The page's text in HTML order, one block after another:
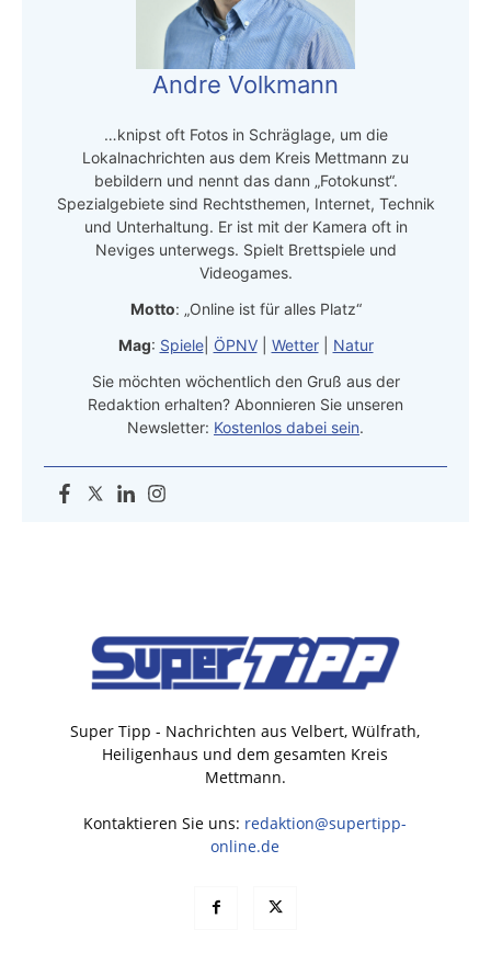
Andre Volkmann
…knipst oft Fotos in Schräglage, um die
Lokalnachrichten aus dem Kreis Mettmann zu
bebildern und nennt das dann „Fotokunst“.
Spezialgebiete sind Rechtsthemen, Internet, Technik
und Unterhaltung. Er ist mit der Kamera oft in
Neviges unterwegs. Spielt Brettspiele und
Videogames.
Motto: „Online ist für alles Platz“
Mag: Spiele| ÖPNV| Wetter| Natur
Sie möchten wöchentlich den Gruß aus der
Redaktion erhalten? Abonnieren Sie unseren
Newsletter: Kostenlos dabei sein.
Super Tipp - Nachrichten aus Velbert, Wülfrath,
Heiligenhaus und dem gesamten Kreis
Mettmann.
Kontaktieren Sie uns: redaktion@supertipp-
online.de